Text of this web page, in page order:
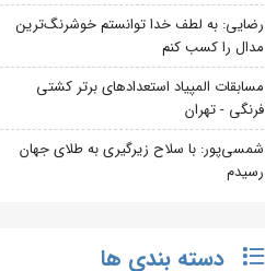
رضایی: به لطف خدا توانستم خوشرنگ‌ترین
مدال را کسب کنم
مسابقات المپیاد استعدادهای برتر کشتی
فرنگی - تهران
شمسی‌پور: با سلاح زیرگیری به طلای جهان
رسیدم
دسته بندی ها